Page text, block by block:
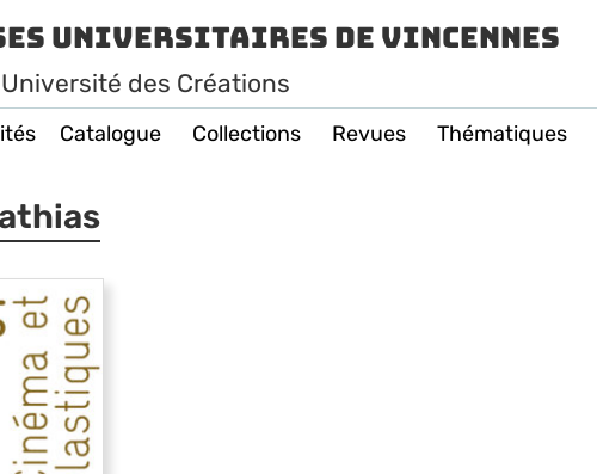
Universitaires de Vincennes
des Créations
Catalogue Collections Revues Thématiques